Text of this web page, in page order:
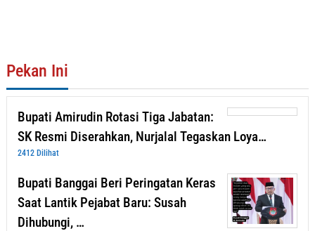
Pekan Ini
Bupati Amirudin Rotasi Tiga Jabatan:
SK Resmi Diserahkan, Nurjalal Tegaskan Loya…
2412 Dilihat
Bupati Banggai Beri Peringatan Keras
Saat Lantik Pejabat Baru: Susah
Dihubungi, …